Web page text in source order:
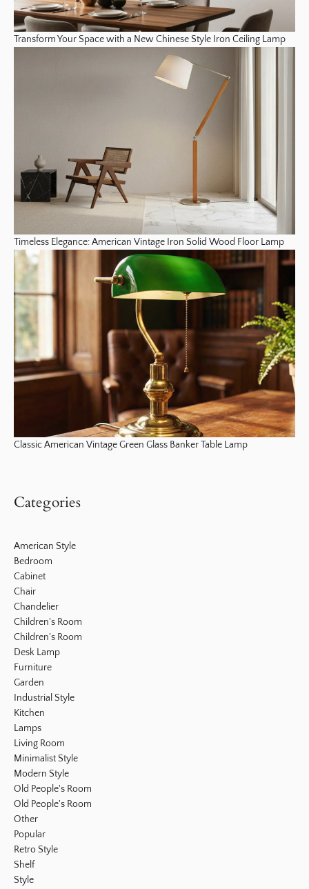
Transform Your Space with a New Chinese Style Iron Ceiling Lamp
Timeless Elegance: American Vintage Iron Solid Wood Floor Lamp
Classic American Vintage Green Glass Banker Table Lamp
Categories
American Style
Bedroom
Cabinet
Chair
Chandelier
Children's Room
Children's Room
Desk Lamp
Furniture
Garden
Industrial Style
Kitchen
Lamps
Living Room
Minimalist Style
Modern Style
Old People's Room
Old People's Room
Other
Popular
Retro Style
Shelf
Style